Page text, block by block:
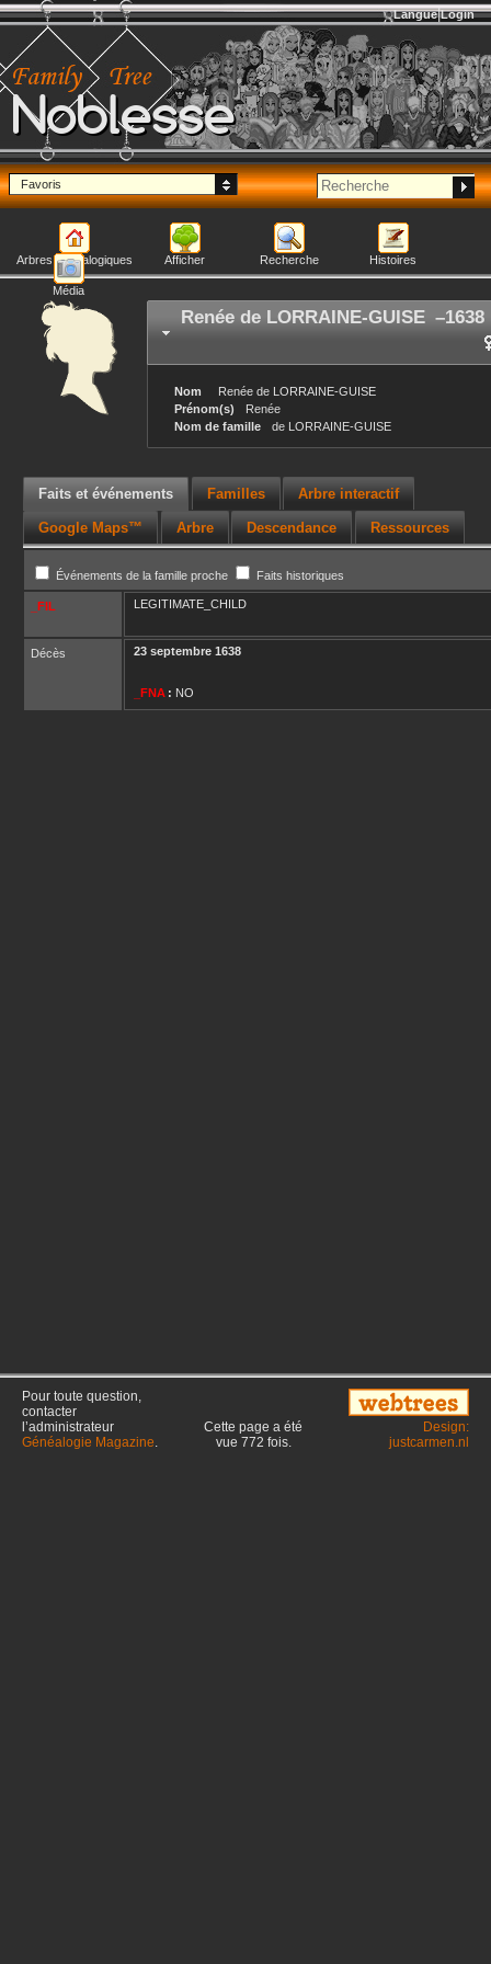
Noblesse
Langue Login
Favoris
Arbres généalogiques Afficher Recherche Histoires
Média
Renée de LORRAINE-GUISE –1638
Nom Renée de LORRAINE-GUISE
Prénom(s)
Renée
Nom de famille
de LORRAINE-GUISE
Faits et événements Familles Arbre interactif
Google Maps™ Arbre Descendance Ressources
Événements de la famille proche Faits historiques
_FIL LEGITIMATE_CHILD
Décès 23 septembre 1638
_FNA : NO
Pour toute question,
contacter
l’administrateur
Généalogie Magazine.
Cette page a été
vue 772 fois.
Design:
justcarmen.nl